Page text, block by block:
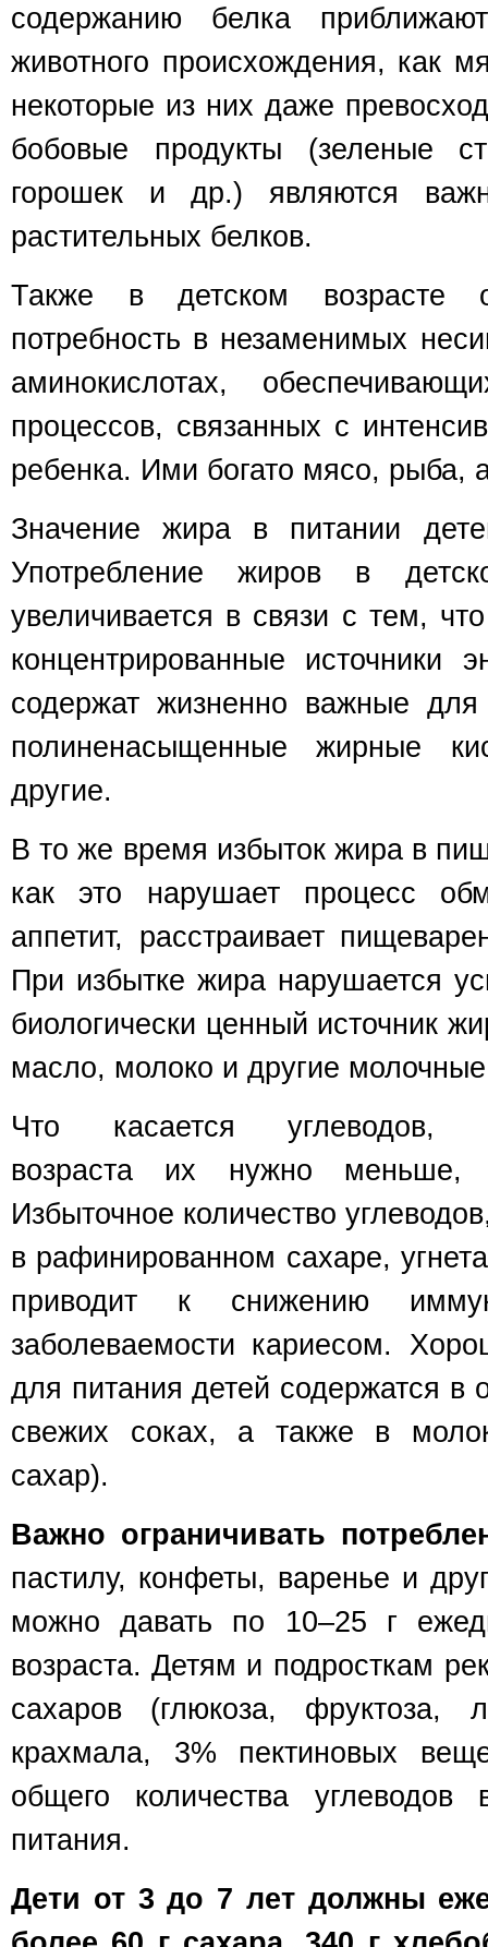
содержанию белка
животного происхождения, как
некоторые из них даже
бобовые продукты (зеленые
горошек и др.) являются
растительных белков.
Также в детском возрасте
потребность в незаменимых
аминокислотах,
процессов, связанных с
ребенка. Ими богато мясо, рыба,
Значение жира в питании
Употребление жиров в
увеличивается в связи с тем,
концентрированные источники
содержат жизненно важные
полиненасыщенные жирные
другие.
В то же время избыток жира в
как это нарушает процесс
аппетит, расстраивает
При избытке жира нарушается
биологически ценный источник
масло, молоко и другие
Что касается
возраста их нужно
Избыточное количество
в рафинированном сахаре,
приводит к снижению
заболеваемости кариесом.
для питания детей содержатся в
свежих соках, а также в
сахар).
Важно ограничивать
пастилу, конфе­ты, варенье и
можно давать по 10–25 г
возраста. Детям и подросткам
сахаров (глюкоза, фруктоза,
крахмала, 3% пектиновых
общего количества
питания.
Дети от 3 до 7 лет должны